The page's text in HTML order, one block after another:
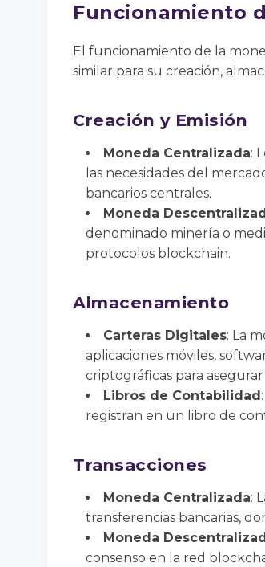
Funcionamiento
El funcionamiento de la
similar para su creación,
Creación y Emisión
Moneda Centralizada:
las necesidades del
bancarios centrales.
Moneda
denominado minería o
protocolos blockchain.
Almacenamiento
Carteras Digitales: La
aplicaciones móviles,
criptográficas para
Libros de Contabilidad
registran en un libro de
Transacciones
Moneda Centralizada:
transferencias bancarias,
Moneda
consenso en la red